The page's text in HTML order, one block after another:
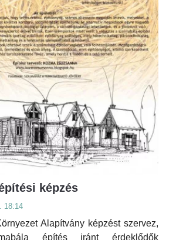
képzés
18:14
Alapítvány képzést szervez,
építés iránt érdeklődők